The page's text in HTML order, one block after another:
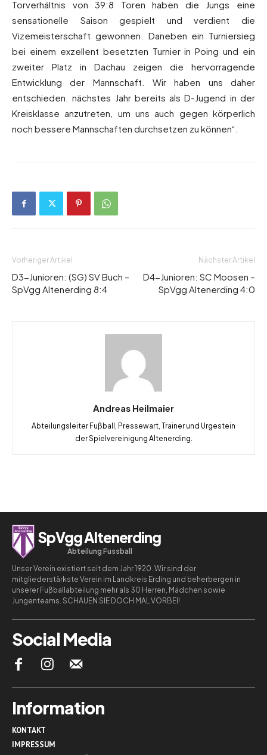
Torverhältnis von 39:8 Toren haben die Jungs eine
sensationelle Saison gespielt und verdient die
Vizemeisterschaft gewonnen. Daneben ein Turniersieg
bei einem exzellent besetzten Turnier in Poing und ein
zweiter Platz in Dachau zeigen die hervorragende
Entwicklung der Mannschaft. Wir haben uns daher
entschieden. nächstes Jahr bereits als D-Jugend in der
Kreisklasse anzutreten, um uns auch gegen körperlich
noch bessere Mannschaften durchsetzen zu können“.
Vorheriger Artikel
D3-Junioren: (SG) SV Buch –
SpVgg Altenerding 8:4
Nächster Artikel
D4-Junioren: SC Moosen –
SpVgg Altenerding 4:0
Andreas Heilmaier
Abteilungsleiter Fußball, Pressewart, Trainer und Urgestein
der Spielvereinigung Altenerding.
SpVgg Altenerding
Abteilung Fussball
Unser Verein existiert seit dem Jahr 1920. Wir sind der
mitgliederstärkste Verein im Landkreis Erding und beherbergen in
unserer Fußballabteilung mehr als 30 Herren, Mädchen sowie
Jungenteams. SCHAUEN SIE DOCH MAL VORBEI!
Social Media
Information
KONTAKT
IMPRESSUM